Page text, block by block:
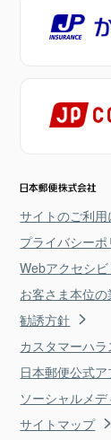
サイトのご利用
プライバシーポ
Webアクセシ
お客さま本位
勧誘方針
カスタマーハ
日本郵便公式
ソーシャルメデ
サイトマップ